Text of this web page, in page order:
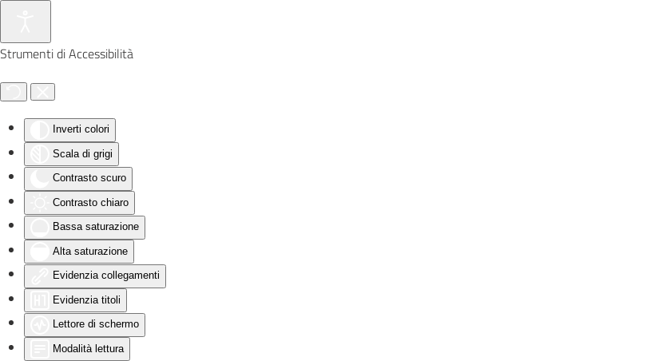
Strumenti di Accessibilità
Inverti colori
Scala di grigi
Contrasto scuro
Contrasto chiaro
Bassa saturazione
Alta saturazione
Evidenzia collegamenti
Evidenzia titoli
Lettore di schermo
Modalità lettura
Skip to main content